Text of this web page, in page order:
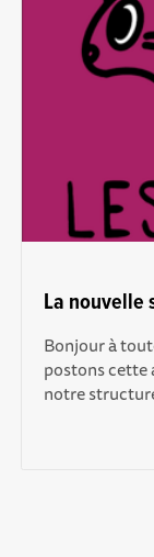
La nouvelle
Bonjour à
postons cette
notre